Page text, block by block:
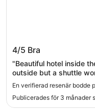
Hotel Sirmione
4/5 Bra
"Beautiful hotel inside
outside but a shuttle
breakfast and in the
lots of resturants and
En verifierad resenär bodde
Publicerades för 3 månader